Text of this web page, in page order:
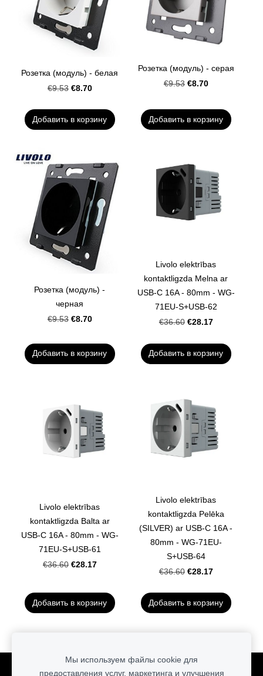
Розетка (модуль) - белая
€9.53 €8.70
Добавить в корзину
Розетка (модуль) - серая
€9.53 €8.70
Добавить в корзину
Розетка (модуль) -
черная
€9.53 €8.70
Добавить в корзину
Livolo elektrības
kontaktligzda Melna ar
USB-C 16A - 80mm - WG-
71EU-S+USB-62
€36.60 €28.17
Добавить в корзину
Livolo elektrības
kontaktligzda Balta ar
USB-C 16A - 80mm - WG-
71EU-S+USB-61
€36.60 €28.17
Добавить в корзину
Livolo elektrības
kontaktligzda Pelēka
(SILVER) ar USB-C 16A -
80mm - WG-71EU-
S+USB-64
€36.60 €28.17
Добавить в корзину
Мы используем файлы cookie для
предоставления услуг, маркетинга и улучшения